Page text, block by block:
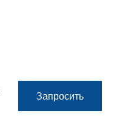
Запросить